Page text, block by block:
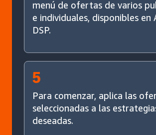
menú de ofertas de varios
e individuales, disponibles en
DSP.
5
Para comenzar, aplica las
seleccionadas a las
deseadas.